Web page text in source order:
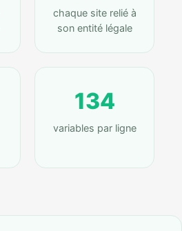
chaque site relié à
son entité légale
134
variables par ligne